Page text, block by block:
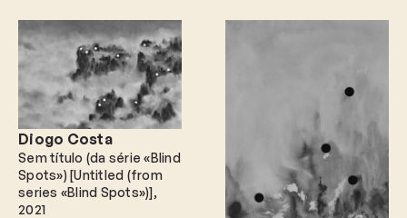
Sem título (da série «Blind
Spots») [Untitled (from
series «Blind Spots»)]
2021
Diogo Costa